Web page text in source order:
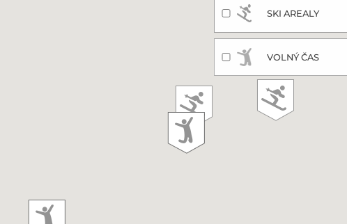
SKI AREALY
VOLNÝ ČAS